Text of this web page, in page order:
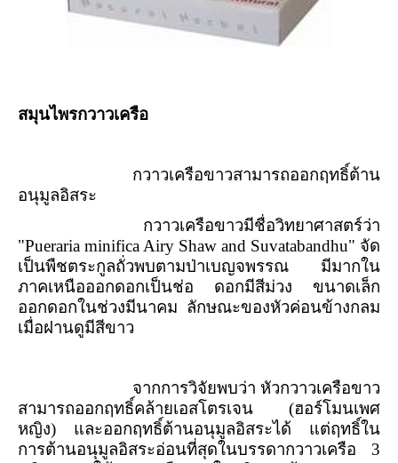
สมุนไพรกวาวเครือ
กวาวเครือขาวสามารถออกฤทธิ์ต้าน
อนุมูลอิสระ
กวาวเครือขาวมีชื่อวิทยาศาสตร์ว่า
"Pueraria minifica Airy Shaw and Suvatabandhu" จัด
เป็นพืชตระกูลถั่วพบตามป่าเบญจพรรณ มีมากใน
ภาคเหนือออกดอกเป็นช่อ ดอกมีสีม่วง ขนาดเล็ก
ออกดอกในช่วงมีนาคม ลักษณะของหัวค่อนข้างกลม
เมื่อฝานดูมีสีขาว
จากการวิจัยพบว่า หัวกวาวเครือขาว
สามารถออกฤทธิ์คล้ายเอสโตรเจน (ฮอร์โมนเพศ
หญิง) และออกฤทธิ์ต้านอนุมูลอิสระได้ แต่ฤทธิ์ใน
การต้านอนุมูลอิสระอ่อนที่สุดในบรรดากวาวเครือ 3